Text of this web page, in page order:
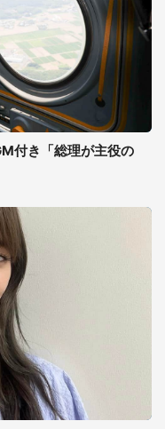
付き「総理が主役の